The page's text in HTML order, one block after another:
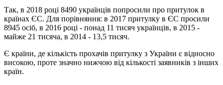
Так, в 2018 році 8490 українців попросили про притулок в
країнах ЄС. Для порівняння: в 2017 притулку в ЄС просили
8945 осіб, в 2016 році - понад 11 тисяч українців, в 2015 -
майже 21 тисяча, в 2014 - 13,5 тисяч.
Є країни, де кількість прохачів притулку з України є відносно
високою, проте значно нижчою від кількості заявників з інших
країн.